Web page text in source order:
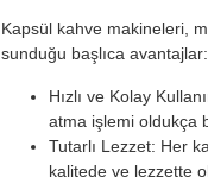
Kapsül kahve makineleri,
sunduğu başlıca avantajlar:
Hızlı ve Kolay
atma işlemi oldukça
Tutarlı Lezzet: Her
kalitede ve lezzette